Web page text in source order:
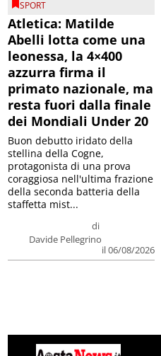
SPORT
Atletica: Matilde
Abelli lotta come una
leonessa, la 4×400
azzurra firma il
primato nazionale, ma
resta fuori dalla finale
dei Mondiali Under 20
di
Davide Pellegrino
il 06/08/2026
Buon debutto iridato della
stellina della Cogne,
protagonista di una prova
coraggiosa nell'ultima frazione
della seconda batteria della
staffetta mist...